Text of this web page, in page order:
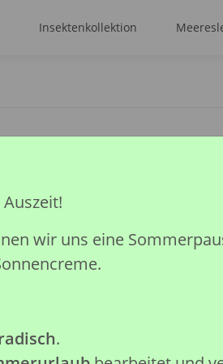
Insektenkollektion
HIMALAYA TAHR
Artikelnummer:88758
GTIN: 4892900887586
Achtung: Nicht geeignet für
verschluckbare Kleinteile.
wir uns eine
.